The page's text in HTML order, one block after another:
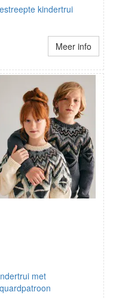
kindertrui
Meer info
met